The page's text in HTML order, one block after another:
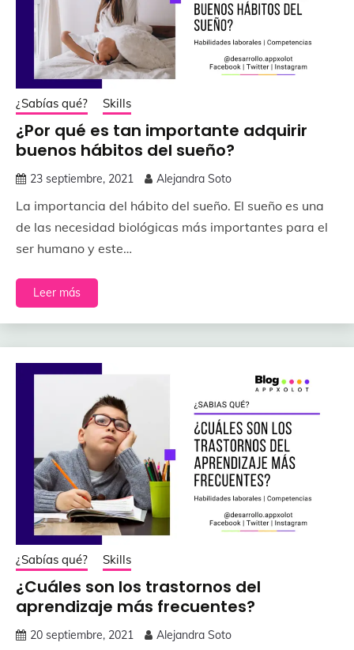
¿Sabías qué? Skills
¿Por qué es tan importante adquirir
buenos hábitos del sueño?
23 septiembre, 2021 Alejandra Soto
La importancia del hábito del sueño. El sueño es una
de las necesidad biológicas más importantes para el
ser humano y este…
Leer más
¿Sabías qué? Skills
¿Cuáles son los trastornos del
aprendizaje más frecuentes?
20 septiembre, 2021 Alejandra Soto